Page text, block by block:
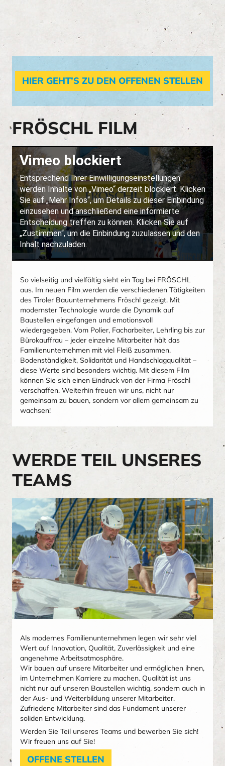
HIER GEHT’S ZU DEN OFFENEN STELLEN
FRÖSCHL FILM
So vielseitig und vielfältig sieht ein Tag bei FRÖSCHL
aus. Im neuen Film werden die verschiedenen Tätigkeiten
des Tiroler Bauunternehmens Fröschl gezeigt. Mit
modernster Technologie wurde die Dynamik auf
Baustellen eingefangen und emotionsvoll
wiedergegeben. Vom Polier, Facharbeiter, Lehrling bis zur
Bürokauffrau – jeder einzelne Mitarbeiter hält das
Familienunternehmen mit viel Fleiß zusammen.
Bodenständigkeit, Solidarität und Handschlagqualität –
diese Werte sind besonders wichtig. Mit diesem Film
können Sie sich einen Eindruck von der Firma Fröschl
verschaffen. Weiterhin freuen wir uns, nicht nur
gemeinsam zu bauen, sondern vor allem gemeinsam zu
wachsen!
WERDE TEIL UNSERES
TEAMS
Als modernes Familienunternehmen legen wir sehr viel
Wert auf Innovation, Qualität, Zuverlässigkeit und eine
angenehme Arbeitsatmosphäre.
Wir bauen auf unsere Mitarbeiter und ermöglichen ihnen,
im Unternehmen Karriere zu machen. Qualität ist uns
nicht nur auf unseren Baustellen wichtig, sondern auch in
der Aus- und Weiterbildung unserer Mitarbeiter.
Zufriedene Mitarbeiter sind das Fundament unserer
soliden Entwicklung.
Werden Sie Teil unseres Teams und bewerben Sie sich!
Wir freuen uns auf Sie!
OFFENE STELLEN